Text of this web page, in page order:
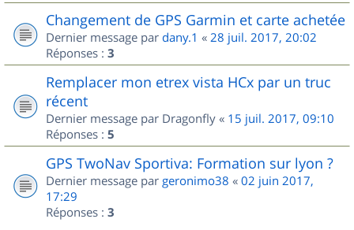
Changement de GPS Garmin et carte achetée
Dernier message par dany.1 « 28 juil. 2017, 20:02
Réponses : 3
Remplacer mon etrex vista HCx par un truc
récent
Dernier message par Dragonfly « 15 juil. 2017, 09:10
Réponses : 5
GPS TwoNav Sportiva: Formation sur lyon ?
Dernier message par geronimo38 « 02 juin 2017,
17:29
Réponses : 3